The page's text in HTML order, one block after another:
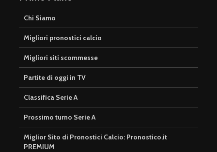
Chi Siamo
Migliori pronostici calcio
Migliori siti scommesse
Partite di oggi in TV
Classifica Serie A
Prossimo turno Serie A
Miglior Sito di Pronostici Calcio: Pronostico.it
PREMIUM